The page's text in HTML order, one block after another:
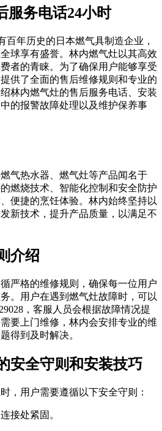
服务电话24小时
百年历史的日本燃气具制造企业，
球享有盛誉。林内燃气灶以其高效
者的青睐。为了确保用户能够享受
供了全面的售后维修规则和专业的
林内燃气灶的售后服务电话、安装
的报警故障处理以及维护保养事
气热水器、燃气灶等产品闻名于
燃烧技术、智能化控制和安全防护
便捷的烹饪体验。林内始终坚持以
新技术，提升产品质量，以满足不
介绍
严格的维修规则，确保每一位用户
。用户在遇到燃气灶故障时，可以
，客服人员会根据故障情况提
要上门维修，林内会安排专业的维
得到及时解决。
安全守则和安装技巧
，用户需要遵循以下安全守则：
接处紧固。